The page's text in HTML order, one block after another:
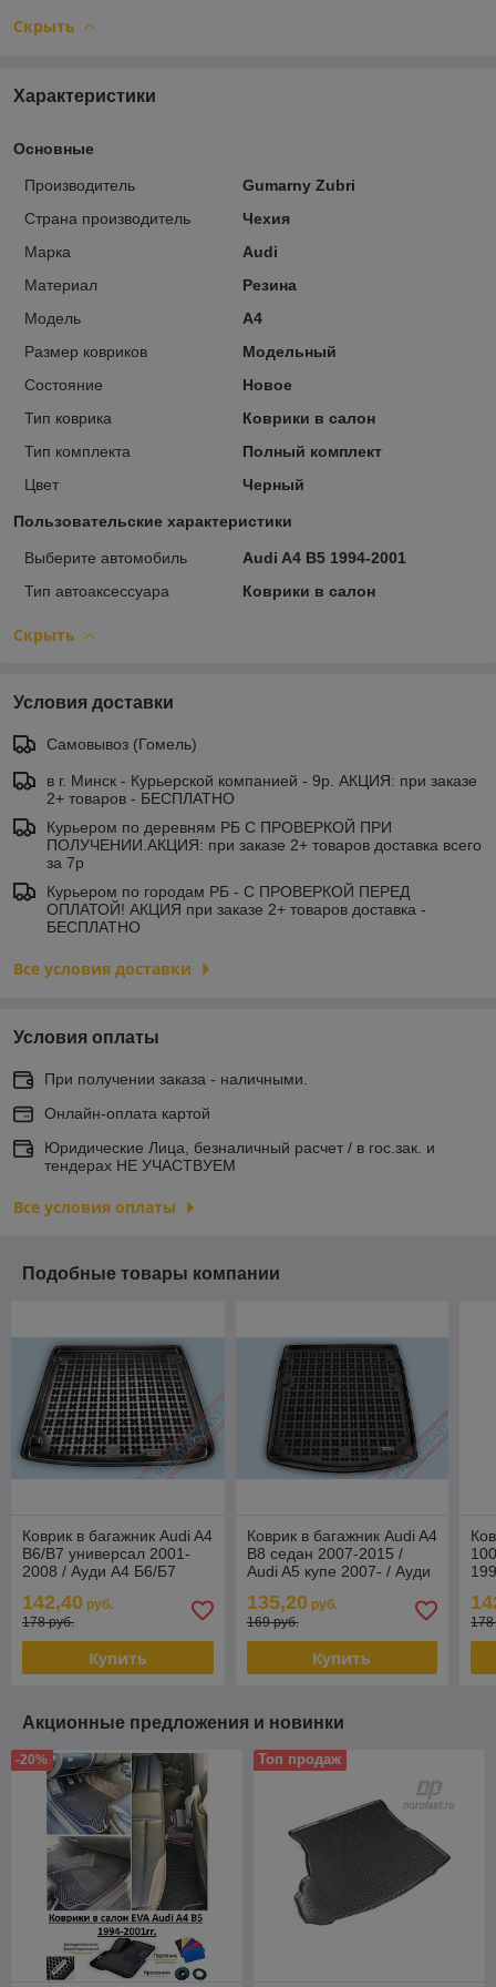
Скрыть
Характеристики
Основные
Производитель
Gumarny Zubri
Страна производитель
Чехия
Марка
Audi
Материал
Резина
Модель
A4
Размер ковриков
Модельный
Состояние
Новое
Тип коврика
Коврики в салон
Тип комплекта
Полный комплект
Цвет
Черный
Пользовательские характеристики
Выберите автомобиль
Audi A4 B5 1994-2001
Тип автоаксессуара
Коврики в салон
Скрыть
Условия доставки
Самовывоз (Гомель)
в г. Минск - Курьерской компанией - 9р. АКЦИЯ: при заказе
2+ товаров - БЕСПЛАТНО
Курьером по деревням РБ С ПРОВЕРКОЙ ПРИ
ПОЛУЧЕНИИ.АКЦИЯ: при заказе 2+ товаров доставка всего
за 7р
Курьером по городам РБ - С ПРОВЕРКОЙ ПЕРЕД
ОПЛАТОЙ! АКЦИЯ при заказе 2+ товаров доставка -
БЕСПЛАТНО
Все условия доставки
Условия оплаты
При получении заказа - наличными.
Онлайн-оплата картой
Юридические Лица, безналичный расчет / в гос.зак. и
тендерах НЕ УЧАСТВУЕМ
Все условия оплаты
Подобные товары компании
Коврик в багажник Audi A4
B6/B7 универсал 2001-
2008 / Ауди А4 Б6/Б7
142,40 руб.
178 руб.
Купить
Коврик в багажник Audi A4
B8 седан 2007-2015 /
Audi A5 купе 2007- / Ауди
Plast
135,20руб.
169 руб.
Купить
178
Акционные предложения и новинки
-20% Топ продаж